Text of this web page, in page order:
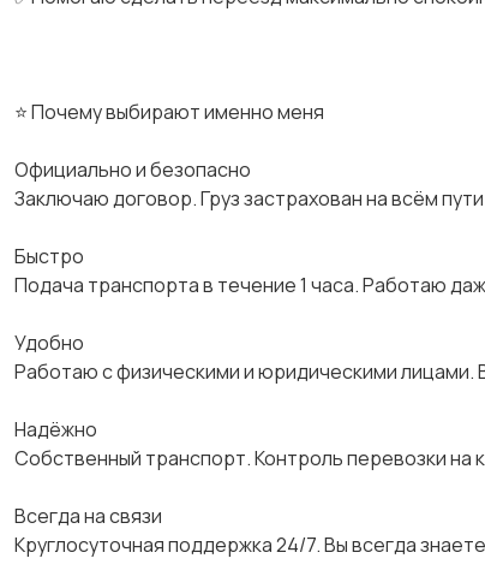
⭐ Почему выбирают именно меня
Официально и безопасно
Заключаю договор. Груз застрахован на всём
Быстро
Подача транспорта в течение 1 часа. Работаю
Удобно
Работаю с физическими и юридическими
Надёжно
Собственный транспорт. Контроль перевозки на
Всегда на связи
Круглосуточная поддержка 24/7. Вы всегда